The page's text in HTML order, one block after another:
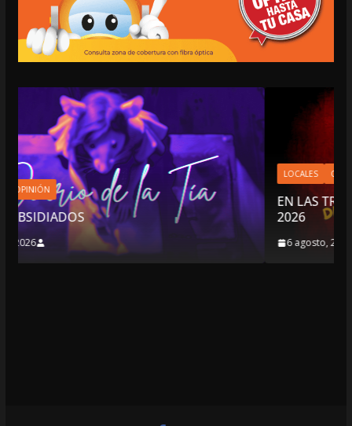
LOCALES OPINIÓN
EN LAS TRIPAS DEL JAGUAR: 06 DE AGOSTO
2026
6 agosto, 2026